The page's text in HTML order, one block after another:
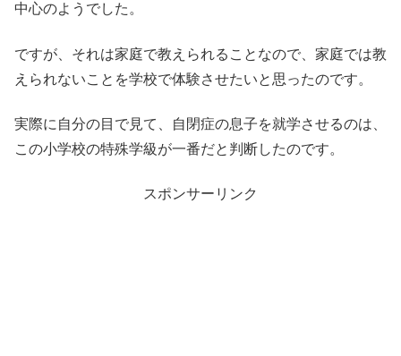
中心のようでした。
ですが、それは家庭で教えられることなので、家庭では教
えられないことを学校で体験させたいと思ったのです。
実際に自分の目で見て、自閉症の息子を就学させるのは、
この小学校の特殊学級が一番だと判断したのです。
スポンサーリンク